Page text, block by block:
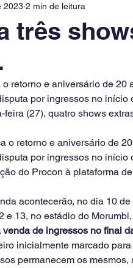
três
2023 2 min de leitura
retorno e aniversário de
por ingressos no início
(27), quatro shows
o retorno e aniversário de
por ingressos no
do Procon à plataforma
acontecerão, no dia 10
e 13, no estádio do
de ingressos no final
inicialmente marcado
permanecem os